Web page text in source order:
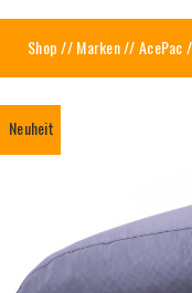
Shop//Marken//AcePac
Neuheit